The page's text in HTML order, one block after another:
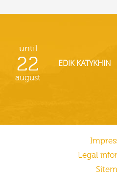
until
22
august
EDIK KATYKHIN
Legal